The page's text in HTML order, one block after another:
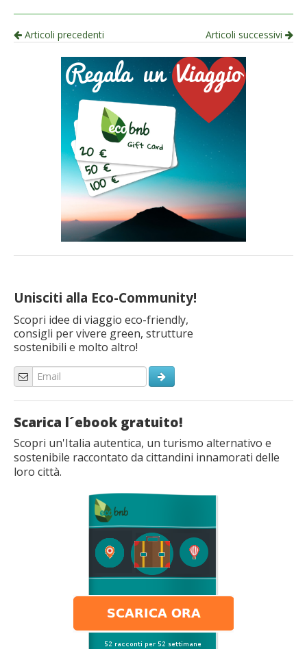
Navigazione
articolo
Articoli precedenti Articoli successivi
Unisciti alla Eco-Community!
Scopri idee di viaggio eco-friendly,
consigli per vivere green, strutture
sostenibili e molto altro!
Scarica l´ebook gratuito!
Scopri un'Italia autentica, un turismo alternativo e
sostenibile raccontato da cittandini innamorati delle
loro città.